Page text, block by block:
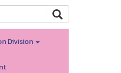
Division